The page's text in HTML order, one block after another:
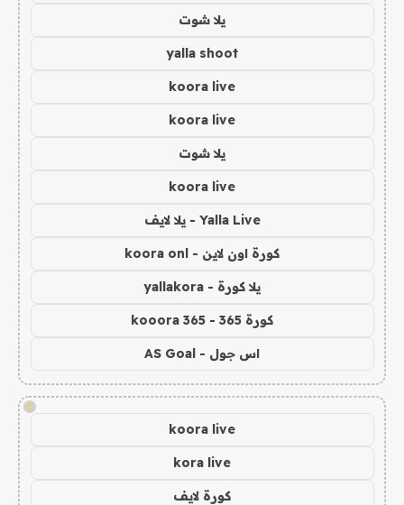
يلا شوت
yalla shoot
koora live
koora live
يلا شوت
koora live
Yalla Live - يلا لايف
كورة اون لاين - koora onl
يلا كورة - yallakora
كورة 365 - kooora 365
اس جول - AS Goal
!
koora live
kora live
كورة لايف